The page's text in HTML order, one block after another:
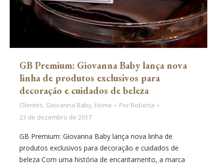
GB Premium: Giovanna Baby lança nova
linha de produtos exclusivos para
decoração e cuidados de beleza
Clientes, Giovanna Baby, Home Por Roberta
23 de dezembro de 2017
GB Premium: Giovanna Baby lança nova linha de
produtos exclusivos para decoração e cuidados de
beleza Com uma história de encantamento, a marca